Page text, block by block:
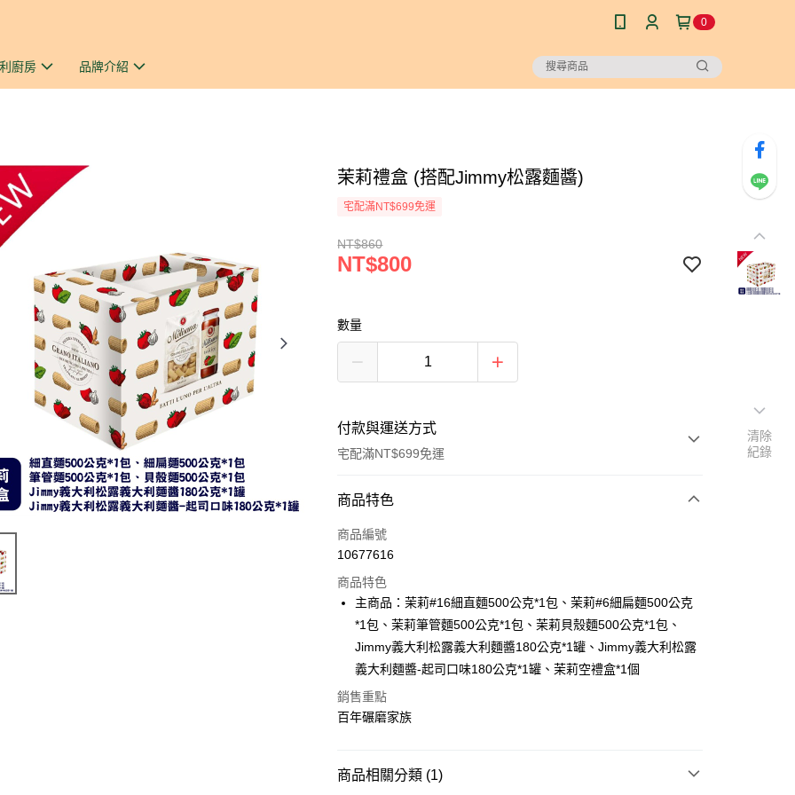
0
廚房 品牌介紹
茉莉禮盒 (搭配Jimmy松露麵醬)
宅配滿NT$699免運
NT$860
NT$800
數量
付款與運送方式
宅配滿NT$699免運
付款方式
信用卡一次付款
運送方式
宅配
每筆NT$90，滿NT$699(含以上)免運費
商品特色
商品編號
10677616
商品特色
主商品：茉莉#16細直麵500公克*1包、茉莉#6細扁麵500公克
*1包、茉莉筆管麵500公克*1包、茉莉貝殼麵500公克*1包、
Jimmy義大利松露義大利麵醬180公克*1罐、Jimmy義大利松露
義大利麵醬-起司口味180公克*1罐、茉莉空禮盒*1個
銷售重點
百年碾磨家族
商品相關分類 (1)
清除
紀錄